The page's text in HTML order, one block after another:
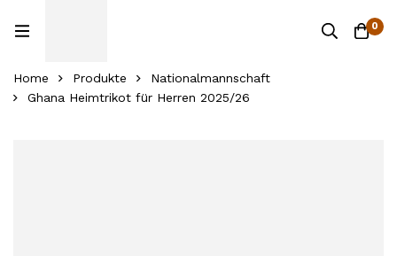
0
Home Produkte
Nationalmannschaft
Ghana Heimtrikot für Herren 2025/26